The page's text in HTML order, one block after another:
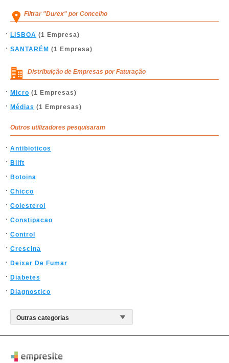
Filtrar "Durex" por Concelho
LISBOA (1 Empresa)
SANTARÉM (1 Empresa)
Distribuição de Empresas por Faturação
Micro (1 Empresas)
Médias (1 Empresas)
Outros utilizadores pesquisaram
Antibioticos
Blift
Botoina
Chicco
Colesterol
Constipacao
Control
Crescina
Deixar De Fumar
Diabetes
Diagnostico